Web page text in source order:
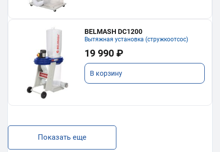
BELMASH DC1200
Вытяжная установка (стружкоотсос)
19 990 ₽
В корзину
Показать еще